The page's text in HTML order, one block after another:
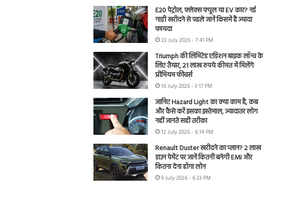
E20 पेट्रोल, फ्लेक्स फ्यूल या EV कार? नई
गाड़ी खरीदने से पहले जानें किसमें है ज्यादा
फायदा
23 July 2026 - 7:41 PM
Triumph की लिमिटेड एडिशन बाइक लॉन्च के
लिए तैयार, 21 लाख रुपये कीमत में मिलेंगे
प्रीमियम फीचर्स
16 July 2026 - 3:17 PM
जानिए Hazard Light का क्या काम है, कब
और कैसे करें इसका इस्तेमाल, ज्यादातर लोग
नहीं जानते सही तरीका
12 July 2026 - 6:14 PM
Renault Duster खरीदने का प्लान? 2 लाख
डाउन पेमेंट पर जानें कितनी बनेगी EMI और
कितना देना होगा लोन
9 July 2026 - 6:33 PM